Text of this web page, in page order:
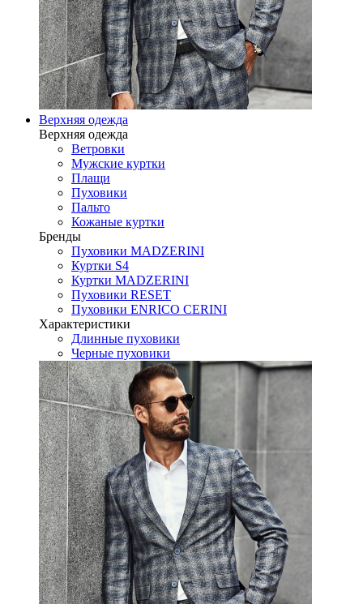
Верхняя одежда
Верхняя одежда
Ветровки
Мужские куртки
Плащи
Пуховики
Пальто
Кожаные куртки
Бренды
Пуховики MADZERINI
Куртки S4
Куртки MADZERINI
Пуховики RESET
Пуховики ENRICO CERINI
Характеристики
Длинные пуховики
Черные пуховики